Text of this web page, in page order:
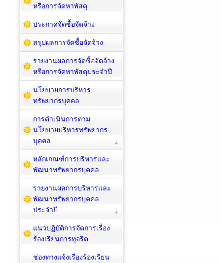
หรือการจัดหาพัสดุ
ประกาศจัดซื้อจัดจ้าง
สรุปผลการจัดซื้อจัดจ้าง
รายงานผลการจัดซื้อจัดจ้าง
หรือการจัดหาพัสดุประจำปี
นโยบายการบริหาร
ทรัพยากรบุคคล
การดำเนินการตาม
นโยบายบริหารทรัพยากร
บุคคล
หลักเกณฑ์การบริหารและ
พัฒนาทรัพยากรบุคคล
รายงานผลการบริหารและ
พัฒนาทรัพยากรบุคคล
ประจำปี
แนวปฏิบัติการจัดการเรื่อง
ร้องเรียนการทุจริต
ช่องทางแจ้งเรื่องร้องเรียน